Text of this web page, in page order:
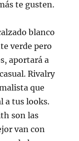
te gusten.
blanco
verde pero
aportará a
Rivalry
que
a tus looks.
son las
van con